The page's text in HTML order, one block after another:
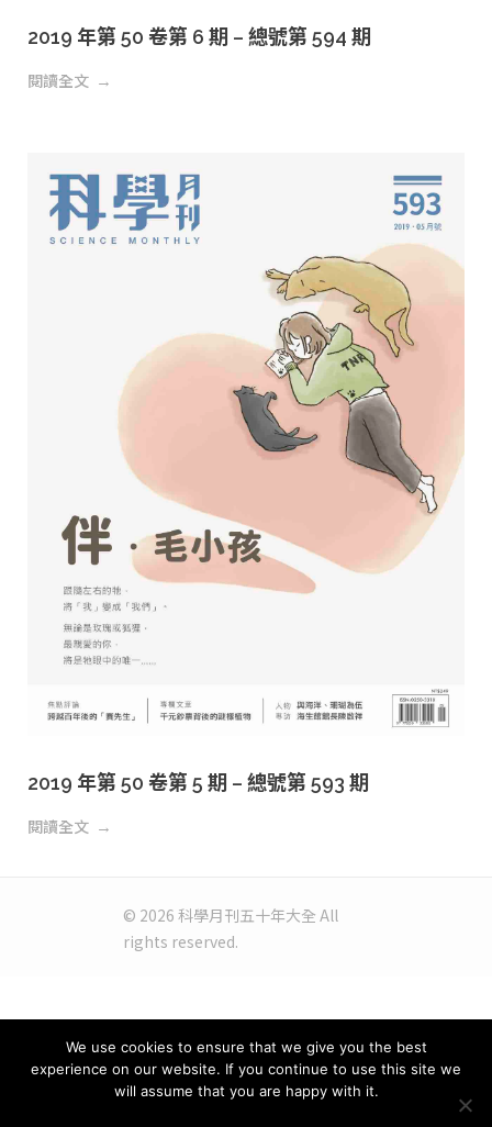
2019 年第 50 卷第 6 期 – 總號第 594 期
閱讀全文
2019 年第 50 卷第 5 期 – 總號第 593 期
閱讀全文
© 2026 科學月刊五十年大全 All
rights reserved.
We use cookies to ensure that we give you the best
experience on our website. If you continue to use this site we
will assume that you are happy with it.